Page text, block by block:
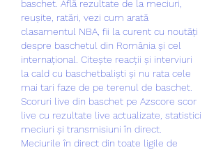
baschet. Află rezultate de la meciuri,
reușite, ratări, vezi cum arată
clasamentul NBA, fii la curent cu noutăți
despre baschetul din România și cel
internațional. Citește reacții și interviuri
la cald cu baschetbaliști și nu rata cele
mai tari faze de pe terenul de baschet.
Scoruri live din baschet pe Azscore scor
live cu rezultate live actualizate, statistici
meciuri și transmisiuni în direct.
Meciurile în direct din toate ligile de